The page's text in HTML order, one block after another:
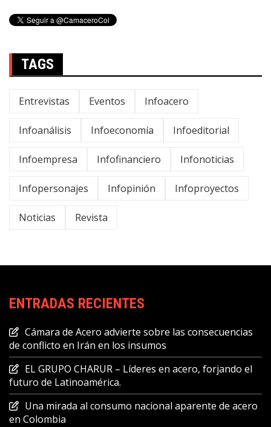
TAGS
Entrevistas Eventos Infoacero
Infoanálisis Infoeconomía Infoeditorial
Infoempresa Infofinanciero Infonoticias
Infopersonajes Infopinión Infoproyectos
Noticias Revista
ENTRADAS RECIENTES
Cámara de Acero advierte sobre las consecuencias
de conflicto en Irán en los insumos
EL GRUPO CHARUR – Líderes en acero, forjando el
futuro de Latinoamérica.
Una mirada al consumo nacional aparente de acero
en Colombia